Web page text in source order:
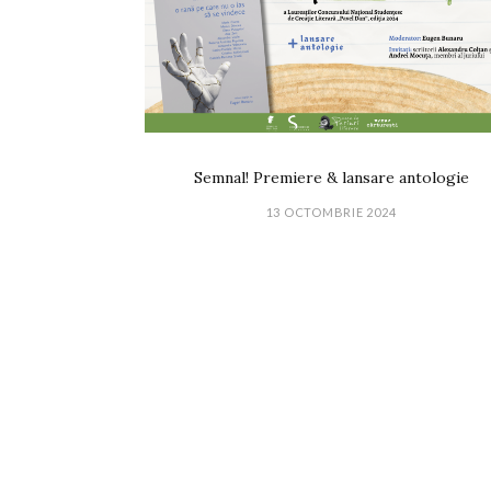
Semnal! Premiere & lansare antologie
13 OCTOMBRIE 2024